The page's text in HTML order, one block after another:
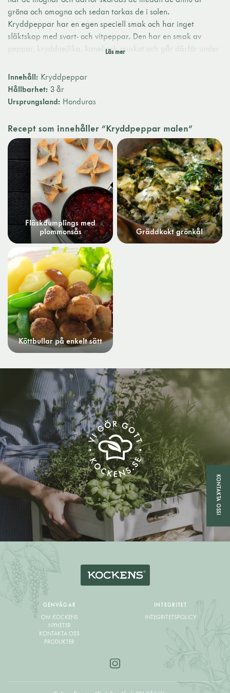
gröna och omogna och sedan torkas de i solen.
Kryddpeppar har en egen speciell smak och har inget
släktskap med svart- och vitpeppar. Den har en smak av
peppar, kryddnejlika, kanel och muskot och går därför under
”allspice”.
Malen kryddpeppar passar bra i köttbullar, sillinläggningar
och pastej.
Innehåll: Kryddpeppar
Hållbarhet: 3 år
Ursprungsland: Honduras
Recept som innehåller "Kryddpeppar malen"
Fläskdumplings med
plommonsås
Gräddkokt grönkål
Köttbullar på enkelt sätt
GENVÄGAR
OM KOCKENS
NYHETER
KONTAKTA OSS
PRODUKTER
INTEGRITET
INTEGRITETSPOLICY
KONTAKTA OSS!